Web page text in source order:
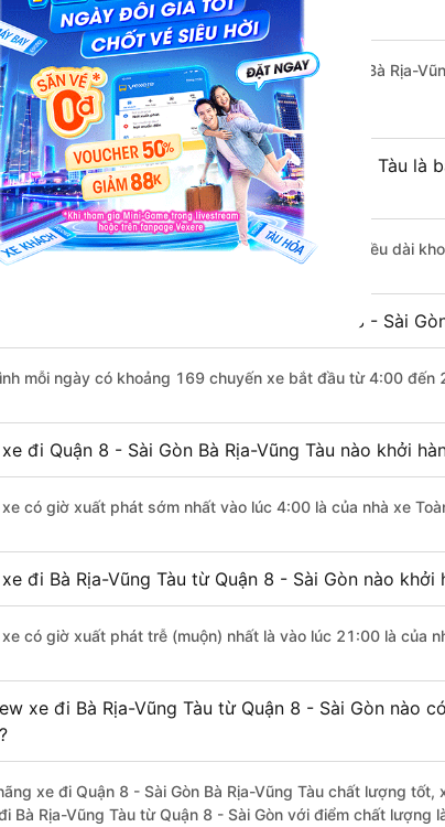
di chuyển bằng xe khách từ Quận 8 - Sài Gòn đi Bà Rịa-
lợi.
cách từ Quận 8 - Sài Gòn đi Bà Rịa-Vũng Tàu là
khách?
đi Bà Rịa-Vũng Tàu từ Quận 8 - Sài Gòn có chiều dài
có bao nhiêu chuyến xe khách Quận 8 - Sài
mỗi ngày có khoảng 169 chuyến xe bắt đầu từ 4:00 đến
đi Quận 8 - Sài Gòn Bà Rịa-Vũng Tàu nào khởi
có giờ xuất phát sớm nhất vào lúc 4:00 là của nhà xe
đi Bà Rịa-Vũng Tàu từ Quận 8 - Sài Gòn nào khởi
có giờ xuất phát trễ (muộn) nhất là vào lúc 21:00 là của
xe đi Bà Rịa-Vũng Tàu từ Quận 8 - Sài Gòn nào
xe đi Quận 8 - Sài Gòn Bà Rịa-Vũng Tàu chất lượng
Bà Rịa-Vũng Tàu từ Quận 8 - Sài Gòn với điểm chất